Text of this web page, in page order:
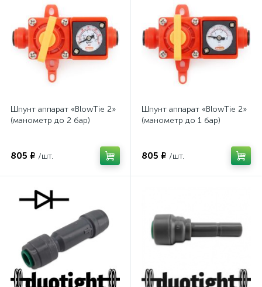
Шпунт аппарат «BlowTie 2»
(манометр до 2 бар)
805 ₽ /шт.
Шпунт аппарат «BlowTie 2»
(манометр до 1 бар)
805 ₽ /шт.